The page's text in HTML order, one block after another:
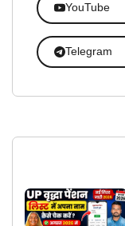
YouTube
Telegram